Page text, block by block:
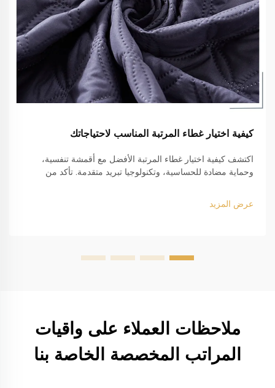
كيفية اختيار غطاء المرتبة المناسب لاحتياجاتك
اكتشف كيفية اختيار غطاء المرتبة الأفضل مع أقمشة تنفسية،
وحماية مضادة للحساسية، وتكنولوجيا تبريد متقدمة. تأكد من
عرض المزيد
ملاحظات العملاء على واقيات
المراتب المخصصة الخاصة بنا